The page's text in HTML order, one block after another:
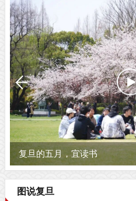
复旦的五月，宜读书
图说复旦